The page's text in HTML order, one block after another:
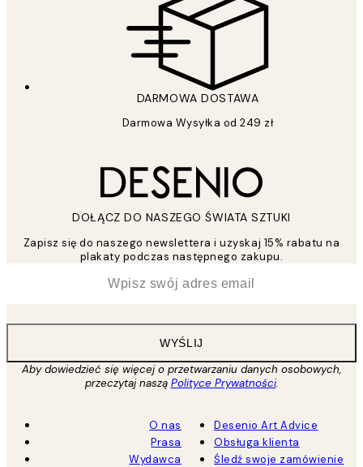
DARMOWA DOSTAWA
Darmowa Wysyłka od 249 zł
DOŁĄCZ DO NASZEGO ŚWIATA SZTUKI
Zapisz się do naszego newslettera i uzyskaj 15% rabatu na
plakaty podczas następnego zakupu.
WYŚLIJ
Aby dowiedzieć się więcej o przetwarzaniu danych osobowych,
przeczytaj naszą Polityce Prywatności.
O nas
Prasa
Wydawca
Desenio Art Advice
Obsługa klienta
Śledź swoje zamówienie